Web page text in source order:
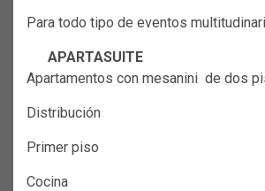
Para todo tipo de eventos
APARTASUITE
Apartamentos con mesanini de dos
Distribución
Primer piso
Cocina